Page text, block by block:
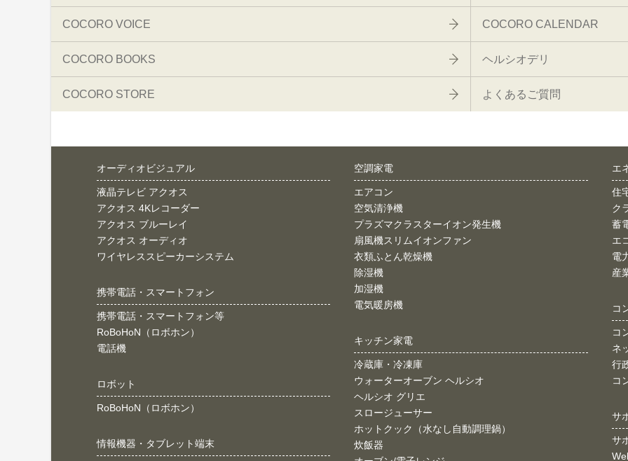
COCORO VOICE COCORO CALENDAR
COCORO BOOKS ヘルシオデリ
COCORO STORE よくあるご質問
オーディオビジュアル
液晶テレビ アクオス
アクオス 4Kレコーダー
アクオス ブルーレイ
アクオス オーディオ
ワイヤレススピーカーシステム
携帯電話・スマートフォン
携帯電話・スマートフォン等
RoBoHoN（ロボホン）
電話機
ロボット
RoBoHoN（ロボホン）
情報機器・タブレット端末
空調家電
エアコン
空気清浄機
プラズマクラスターイオン発生機
扇風機スリムイオンファン
衣類ふとん乾燥機
除湿機
加湿機
電気暖房機
キッチン家電
冷蔵庫・冷凍庫
ウォーターオーブン ヘルシオ
ヘルシオ グリエ
スロージューサー
ホットクック（水なし自動調理鍋）
炊飯器
エ
住
ク
蓄
エ
電
産
コ
コ
ネ
行
コ
サ
サ